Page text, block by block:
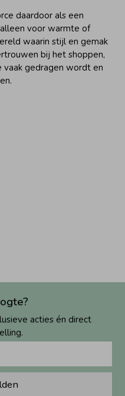
daardoor als een
voor warmte of
waarin stijl en gemak
bij het shoppen,
vaak gedragen wordt en
acties én direct